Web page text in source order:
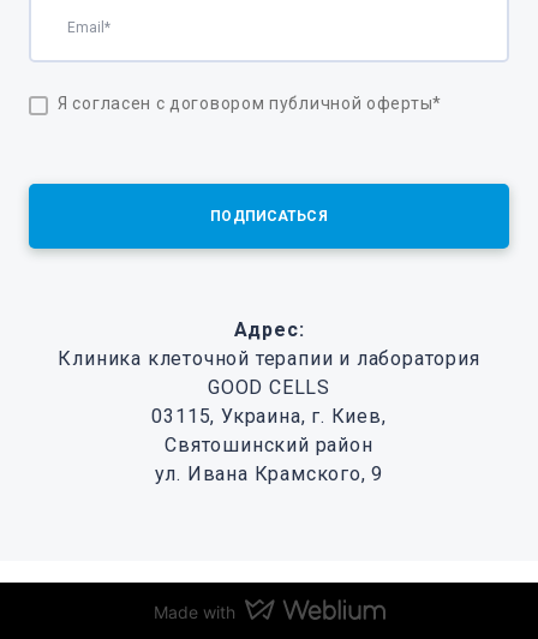
Я согласен с договором публичной оферты*
ПОДПИСАТЬСЯ
Адрес:
Клиника клеточной терапии и лаборатория
GOOD CELLS
03115, Украина, г. Киев,
Святошинский район
ул. Ивана Крамского, 9
Made with